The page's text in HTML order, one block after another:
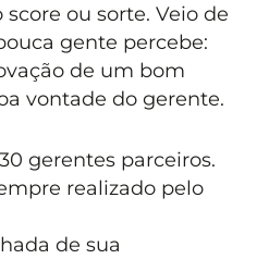
ou sorte. Veio de
gente percebe:
de um bom
vontade do gerente.
gerentes parceiros.
realizado pelo
de sua